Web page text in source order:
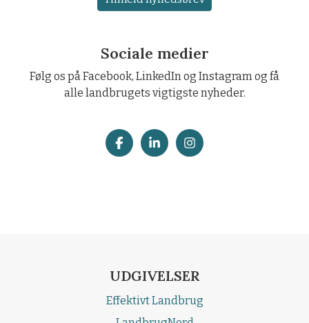
Sociale medier
Følg os på Facebook, LinkedIn og Instagram og få
alle landbrugets vigtigste nyheder.
UDGIVELSER
Effektivt Landbrug